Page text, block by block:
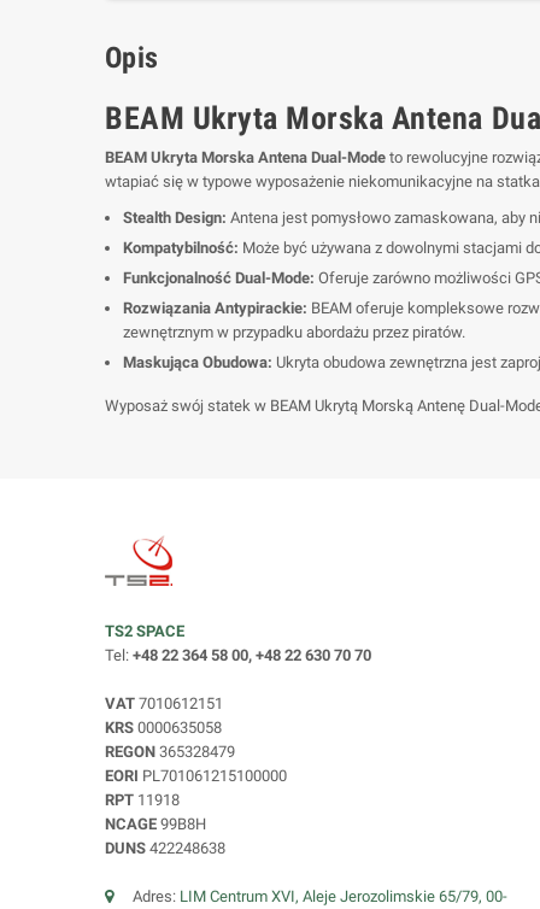
Opis
BEAM Ukryta Morska Antena
BEAM Ukryta Morska Antena Dual-Mode to rewolucyjne
wtapiać się w typowe wyposażenie niekomunikacyjne na
Stealth Design: Antena jest pomysłowo zamaskowana, aby
Kompatybilność: Może być używana z dowolnymi stacjami
Funkcjonalność Dual-Mode: Oferuje zarówno możliwości
Rozwiązania Antypirackie: BEAM oferuje kompleksowe
zewnętrznym w przypadku abordażu przez piratów.
Maskująca Obudowa: Ukryta obudowa zewnętrzna jest
Wyposaż swój statek w BEAM Ukrytą Morską Antenę Dual-
TS2 SPACE
Tel: +48 22 364 58 00, +48 22 630 70 70
VAT 7010612151
KRS 0000635058
REGON 365328479
EORI PL701061215100000
RPT 11918
NCAGE 99B8H
DUNS 422248638
Adres: LIM Centrum XVI, Aleje Jerozolimskie 65/79, 00-